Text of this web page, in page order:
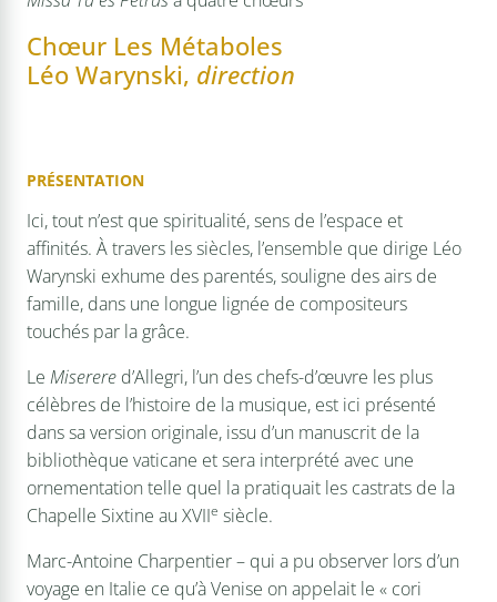
Chœur Les Métaboles
Léo Warynski, direction
PRÉSENTATION
Ici, tout n’est que spiritualité, sens de l’espace et
affinités. À travers les siècles, l’ensemble que dirige Léo
Warynski exhume des parentés, souligne des airs de
famille, dans une longue lignée de compositeurs
touchés par la grâce.
Le Miserere d’Allegri, l’un des chefs-d’œuvre les plus
célèbres de l’histoire de la musique, est ici présenté
dans sa version originale, issu d’un manuscrit de la
bibliothèque vaticane et sera interprété avec une
ornementation telle quel la pratiquait les castrats de la
Chapelle Sixtine au XVIIe siècle.
Marc-Antoine Charpentier – qui a pu observer lors d’un
voyage en Italie ce qu’à Venise on appelait le « cori